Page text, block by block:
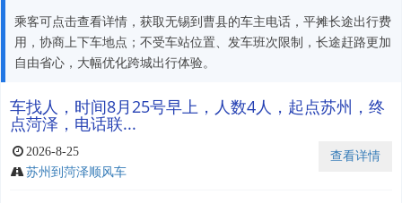
乘客可点击查看详情，获取无锡到曹县的车主电话，平摊长途出行费
用，协商上下车地点；不受车站位置、发车班次限制，长途赶路更加
自由省心，大幅优化跨城出行体验。
车找人，时间8月25号早上，人数4人，起点苏州，终
点菏泽，电话联...
查看详情
2026-8-25
苏州到菏泽顺风车